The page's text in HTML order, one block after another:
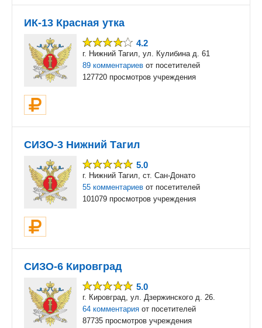
ИК-13 Красная утка
4.2
г. Нижний Тагил, ул. Кулибина д. 61
89 комментариев от посетителей
127720 просмотров учреждения
СИЗО-3 Нижний Тагил
5.0
г. Нижний Тагил, ст. Сан-Донато
55 комментариев от посетителей
101079 просмотров учреждения
СИЗО-6 Кировград
5.0
г. Кировград, ул. Дзержинского д. 26.
64 комментария от посетителей
87735 просмотров учреждения